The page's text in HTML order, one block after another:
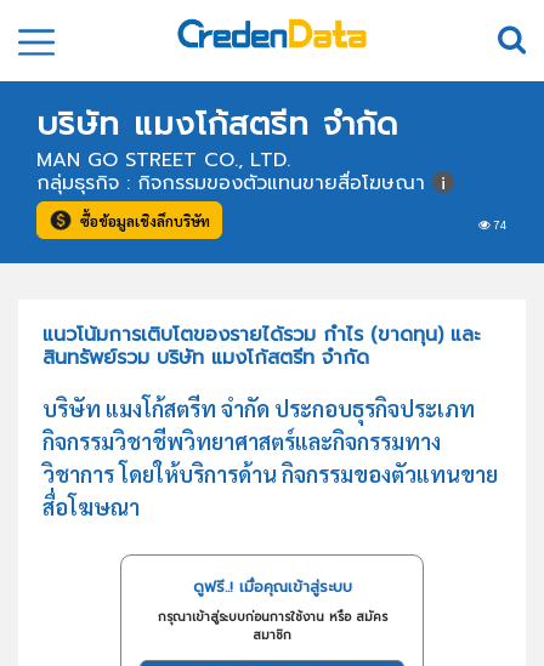
บริษัท แมงโก้สตรีท จำกัด
MAN GO STREET CO., LTD.
74
กลุ่มธุรกิจ : กิจกรรมของตัวแทนขายสื่อโฆษณา
ซื้อข้อมูลเชิงลึกบริษัท
แนวโน้มการเติบโตของรายได้รวม กำไร (ขาดทุน) และ
สินทรัพย์รวม บริษัท แมงโก้สตรีท จำกัด
บริษัท แมงโก้สตรีท จำกัด ประกอบธุรกิจประเภท
กิจกรรมวิชาชีพวิทยาศาสตร์และกิจกรรมทาง
วิชาการ โดยให้บริการด้าน กิจกรรมของตัวแทนขาย
สื่อโฆษณา
ดูฟรี..! เมื่อคุณเข้าสู่ระบบ
กรุณาเข้าสู่ระบบก่อนการใช้งาน หรือ สมัคร
สมาชิก